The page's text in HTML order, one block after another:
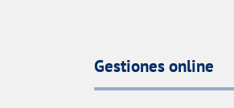
Gestiones online